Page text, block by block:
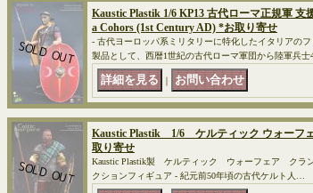
Kaustic Plastik 1/6 KP13 古代ローマ正規軍
a Cohors (1st Century AD) *お取り寄せ
- 古代ヨーロッパ系ミリタリーに特化したイタリアの
製品として、西暦1世紀の古代ローマ軍団から陸軍兵士
｜
Kaustic Plastik 1/6 ケルティック ウォー
取り寄せ
Kaustic Plastik製 ケルティック ウォーフェア クラ
クションフィギュア - 紀元前50年頃の古代ケルト人…